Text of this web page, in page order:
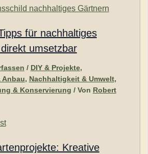
für nachhaltiges
umsetzbar
/ DIY & Projekte,
Anbau, Nachhaltigkeit & Umwelt,
& Konservierung / Von Robert
Kreative